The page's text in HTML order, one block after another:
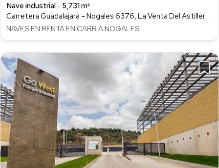
Nave industrial
5,731 m²
Carretera Guadalajara – Nogales 6376, La Venta Del Astillero, Zapopan
NAVES EN RENTA EN CARR A NOGALES